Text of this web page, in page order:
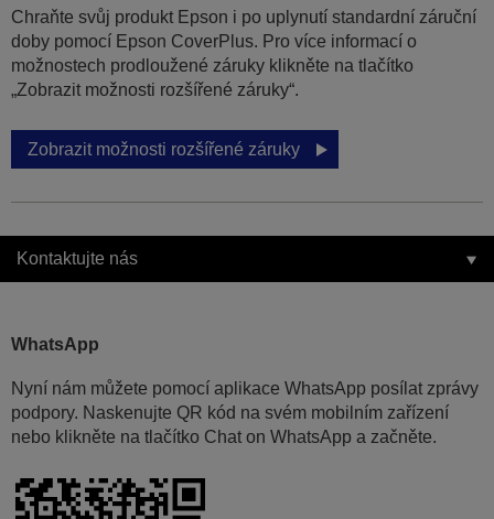
Chraňte svůj produkt Epson i po uplynutí standardní záruční
doby pomocí Epson CoverPlus. Pro více informací o
možnostech prodloužené záruky klikněte na tlačítko
„Zobrazit možnosti rozšířené záruky“.
Zobrazit možnosti rozšířené záruky
Kontaktujte nás
WhatsApp
Nyní nám můžete pomocí aplikace WhatsApp posílat zprávy
podpory. Naskenujte QR kód na svém mobilním zařízení
nebo klikněte na tlačítko Chat on WhatsApp a začněte.